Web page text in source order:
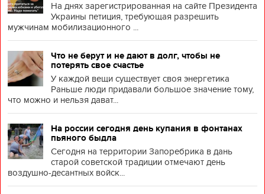
На днях зарегистрированная на сайте Президента
Украины петиция, требующая разрешить
мужчинам мобилизационного ...
Что не берут и не дают в долг, чтобы не
потерять свое счастье
У каждой вещи существует своя энергетика
Раньше люди придавали большое значение тому,
что можно и нельзя дават...
На россии сегодня день купания в фонтанах
пьяного быдла
Сегодня на территории Запоребрика в дань
старой советской традиции отмечают день
воздушно-десантных войск...